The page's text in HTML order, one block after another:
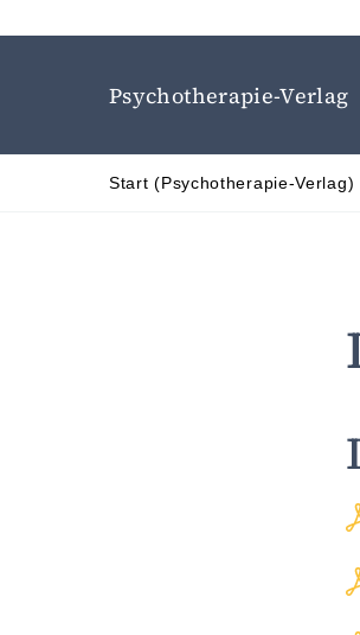
ZUM HAUPTINHALT SPRINGEN
Psychotherapie-Verlag
Sie befinden sich hier:
Start (Psychotherapie-Verlag)